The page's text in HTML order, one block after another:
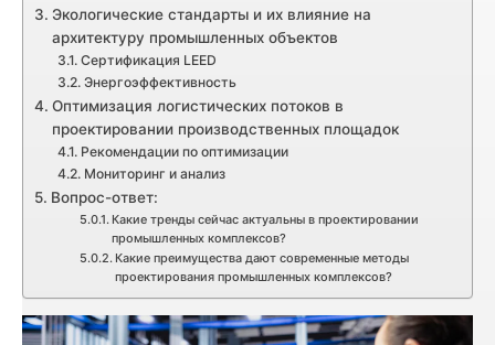
Экологические стандарты и их влияние на
архитектуру промышленных объектов
Сертификация LEED
Энергоэффективность
Оптимизация логистических потоков в
проектировании производственных площадок
Рекомендации по оптимизации
Мониторинг и анализ
Вопрос-ответ:
Какие тренды сейчас актуальны в проектировании
промышленных комплексов?
Какие преимущества дают современные методы
проектирования промышленных комплексов?